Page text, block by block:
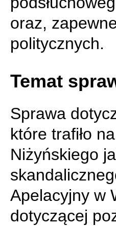
oraz,
politycznych.
Temat
Sprawa
które trafiło
Niżyńskiego
Apelacyjny w
dotyczącej